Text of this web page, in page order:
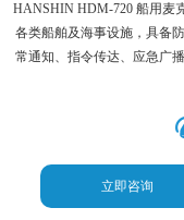
HANSHIN HDM-720 船用麦
各类船舶及海事设施，具备
常通知、指令传达、应急广
立即咨询